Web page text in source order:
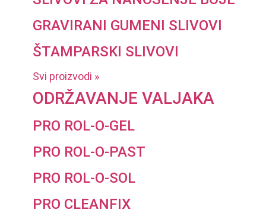
GRAVIRANI GUMENI SLIVOVI
ŠTAMPARSKI SLIVOVI
Svi proizvodi »
ODRŽAVANJE VALJAKA
PRO ROL-O-GEL
PRO ROL-O-PAST
PRO ROL-O-SOL
PRO CLEANFIX